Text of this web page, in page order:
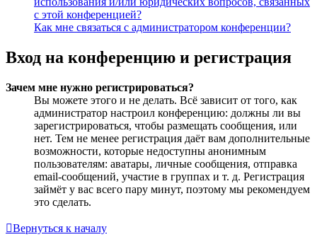
с этой конференцией?
Как мне связаться с администратором конференции?
Вход на конференцию и регистрация
Зачем мне нужно регистрироваться?
Вы можете этого и не делать. Всё зависит от того, как
администратор настроил конференцию: должны ли вы
зарегистрироваться, чтобы размещать сообщения, или
нет. Тем не менее регистрация даёт вам дополнительные
возможности, которые недоступны анонимным
пользователям: аватары, личные сообщения, отправка
email-сообщений, участие в группах и т. д. Регистрация
займёт у вас всего пару минут, поэтому мы рекомендуем
это сделать.
Вернуться к началу